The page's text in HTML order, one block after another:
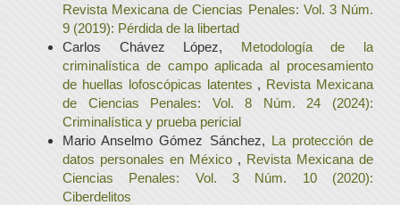
Revista Mexicana de Ciencias Penales: Vol. 3 Núm.
9 (2019): Pérdida de la libertad
Carlos Chávez López, Metodología de la
criminalística de campo aplicada al procesamiento
de huellas lofoscópicas latentes , Revista Mexicana
de Ciencias Penales: Vol. 8 Núm. 24 (2024):
Criminalística y prueba pericial
Mario Anselmo Gómez Sánchez, La protección de
datos personales en México , Revista Mexicana de
Ciencias Penales: Vol. 3 Núm. 10 (2020):
Ciberdelitos